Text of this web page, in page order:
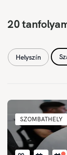
20
Helyszín
SZOMBATHELY